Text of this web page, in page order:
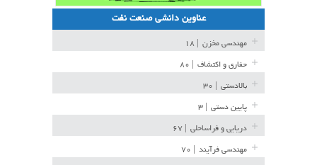
عناوین دانشی صنعت نفت
مهندسی مخزن
حفاری و اکتشاف
بالادستی
پایین دستی
دریایی و فراساحلی
مهندسی فرآیند